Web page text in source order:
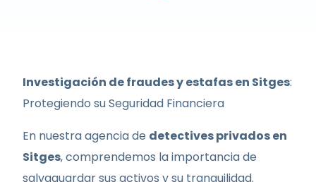
Investigación de fraudes y estafas en Sitges:
Protegiendo su Seguridad Financiera
En nuestra agencia de detectives privados en
Sitges, comprendemos la importancia de
salvaguardar sus activos y su tranquilidad.